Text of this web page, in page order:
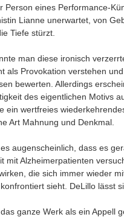
Person eines Performance-
Lianne unerwartet, von
Tiefe stürzt.
man diese ironisch
als Provokation verstehen
bewerten. Allerdings
des eigentlichen Motivs
ein wertfreies
Art Mahnung und Denkmal.
augenscheinlich, dass es
mit Alzheimerpatienten
die sich immer wieder
sieht. DeLillo lässt
ganze Werk als ein Appell